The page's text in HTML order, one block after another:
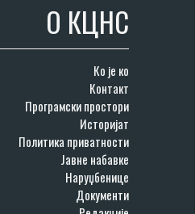
О КЦНС
Ко је ко
Контакт
Програмски простори
Историјат
Политика приватности
Јавне набавке
Наруџбенице
Документи